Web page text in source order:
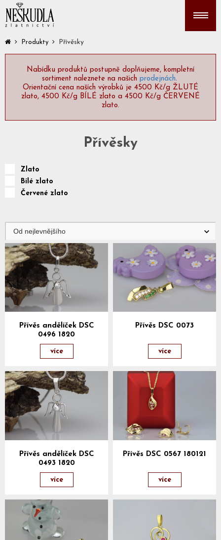
Produkty Přívěsky
Nabídku produktů postupně doplňujeme, kompletní
sortiment naleznete na našich prodejnách.
Orientační cena naších výrobků je 4500 Kč/g ŽLUTÉ
zlato, 4500 Kč/g BÍLÉ zlato a 4500 Kč/g ČERVENÉ
zlato.
Přívěsky
Zlato
Bílé zlato
Červené zlato
Přívěs andělíček DSC
0496 1820
více
Přívěs DSC 0073
více
Přívěs andělíček DSC
0493 1820
více
Přívěs DSC 0567 180121
více